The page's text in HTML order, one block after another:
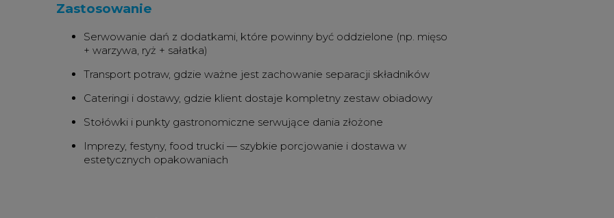
Zastosowanie
Serwowanie dań z dodatkami, które powinny być oddzielone (np. mięso
+ warzywa, ryż + sałatka)
Transport potraw, gdzie ważne jest zachowanie separacji składników
Cateringi i dostawy, gdzie klient dostaje kompletny zestaw obiadowy
Stołówki i punkty gastronomiczne serwujące dania złożone
Imprezy, festyny, food trucki — szybkie porcjowanie i dostawa w
estetycznych opakowaniach